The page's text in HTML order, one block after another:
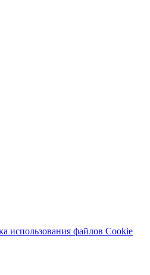
использования файлов Cookie